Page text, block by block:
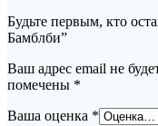
Будьте первым, кто
Бамблби”
Ваш адрес email не
помечены *
Ваша оценка *